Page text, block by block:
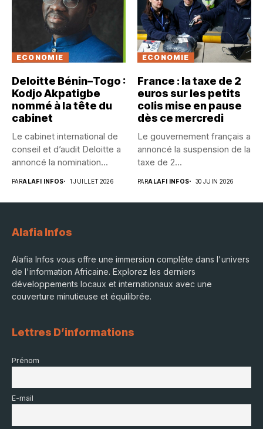
ECONOMIE
Deloitte Bénin–Togo :
Kodjo Akpatigbe
nommé à la tête du
cabinet
Le cabinet international de
conseil et d’audit Deloitte a
annoncé la nomination...
PARALAFI INFOS 1 JUILLET 2026
ECONOMIE
France : la taxe de 2
euros sur les petits
colis mise en pause
dès ce mercredi
Le gouvernement français a
annoncé la suspension de la
taxe de 2...
PARALAFI INFOS 30 JUIN 2026
Alafia Infos
Alafia Infos vous offre une immersion complète dans l'univers
de l'information Africaine. Explorez les derniers
développements locaux et internationaux avec une
couverture minutieuse et équilibrée.
Lettres D’informations
Prénom
E-mail